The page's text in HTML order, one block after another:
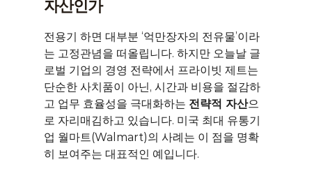
자산인가
전용기 하면 대부분 ‘억만장자의 전유물’이라
는 고정관념을 떠올립니다. 하지만 오늘날 글
로벌 기업의 경영 전략에서 프라이빗 제트는
단순한 사치품이 아닌, 시간과 비용을 절감하
고 업무 효율성을 극대화하는 전략적 자산으
로 자리매김하고 있습니다. 미국 최대 유통기
업 월마트(Walmart)의 사례는 이 점을 명확
히 보여주는 대표적인 예입니다.